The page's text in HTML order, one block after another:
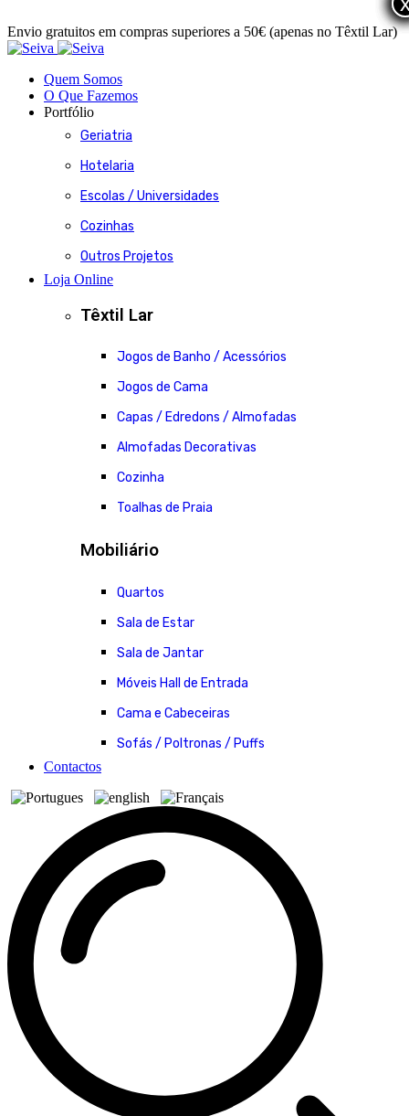
Envio gratuitos em compras superiores a 50€ (apenas no Têxtil Lar)
Quem Somos
O Que Fazemos
Portfólio
Geriatria
Hotelaria
Escolas / Universidades
Cozinhas
Outros Projetos
Loja Online
Têxtil Lar
Jogos de Banho / Acessórios
Jogos de Cama
Capas / Edredons / Almofadas
Almofadas Decorativas
Cozinha
Toalhas de Praia
Mobiliário
Quartos
Sala de Estar
Sala de Jantar
Móveis Hall de Entrada
Cama e Cabeceiras
Sofás / Poltronas / Puffs
Contactos